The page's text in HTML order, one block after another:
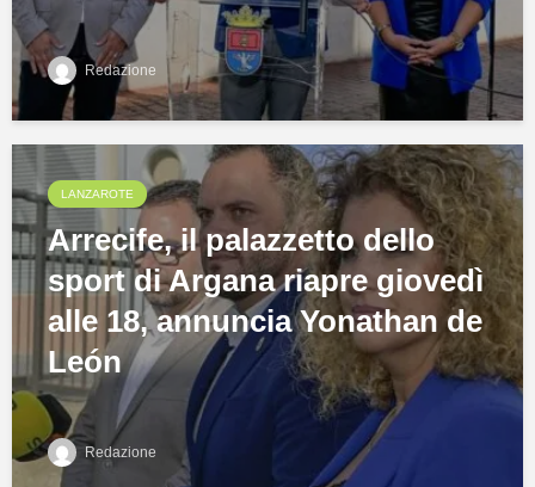
Redazione
LANZAROTE
Arrecife, il palazzetto dello
sport di Argana riapre giovedì
alle 18, annuncia Yonathan de
León
Redazione